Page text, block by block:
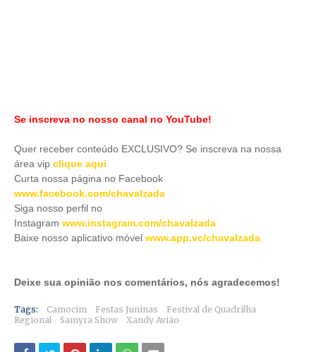
Se inscreva no nosso canal no YouTube!
Quer receber conteúdo EXCLUSIVO? Se inscreva na nossa
área vip clique aqui
Curta nossa página no Facebook
www.facebook.com/chavalzada
Siga nosso perfil no
Instagram www.instagram.com/chavalzada
Baixe nosso aplicativo móvel www.app.vc/chavalzada
Deixe sua opinião nos comentários, nós agradecemos!
Tags: Camocim Festas Juninas
Festival de Quadrilha
Regional
Samyra Show Xandy Avião